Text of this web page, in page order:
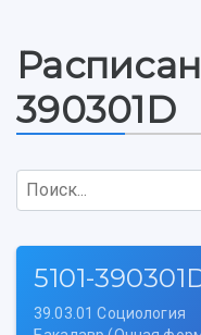
390301D
Поиск...
5101-
39.03.01 Социология